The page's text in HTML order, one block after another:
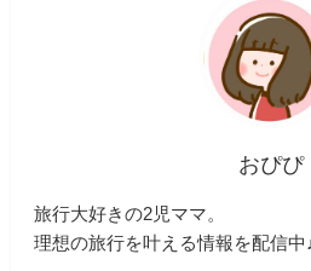
おぴぴ
旅行大好きの2児ママ。
理想の旅行を叶える情報を配信中